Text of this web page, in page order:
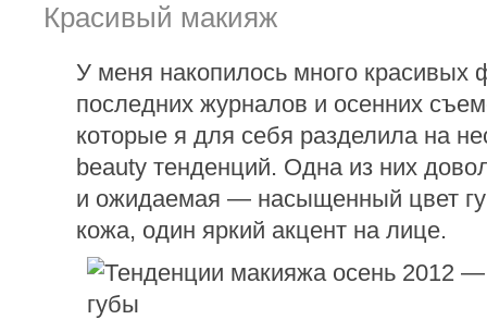
Красивый макияж
У меня накопилось много красивых
последних журналов и осенних
которые я для себя разделила на
beauty тенденций. Одна из них
и ожидаемая — насыщенный цвет
кожа, один яркий акцент на лице.